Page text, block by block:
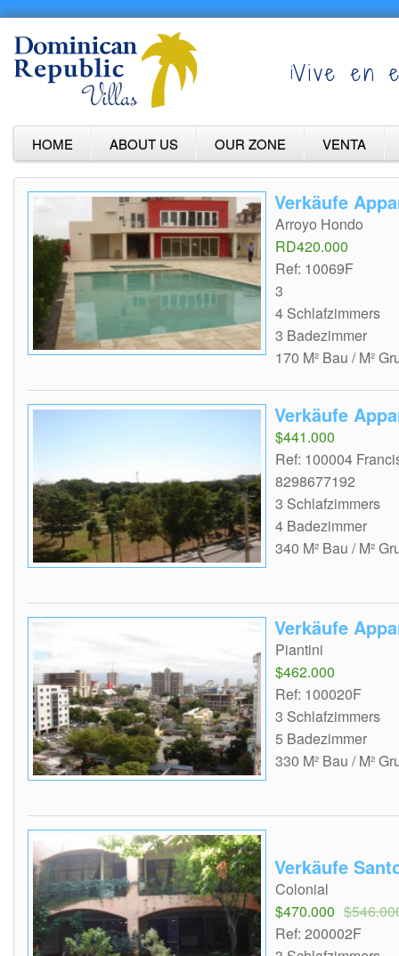
¡Vive en
HOME ABOUT US OUR ZONE VENTA
Verkäufe
Arroyo Hondo
RD420.000
Ref: 10069F
3
4 Schlafzimmers
3 Badezimmer
170 M² Bau / M²
Verkäufe
$441.000
Ref: 100004
8298677192
3 Schlafzimmers
4 Badezimmer
340 M² Bau / M²
Verkäufe
Piantini
$462.000
Ref: 100020F
3 Schlafzimmers
5 Badezimmer
330 M² Bau / M²
Verkäufe
Colonial
$470.000
Ref: 200002F